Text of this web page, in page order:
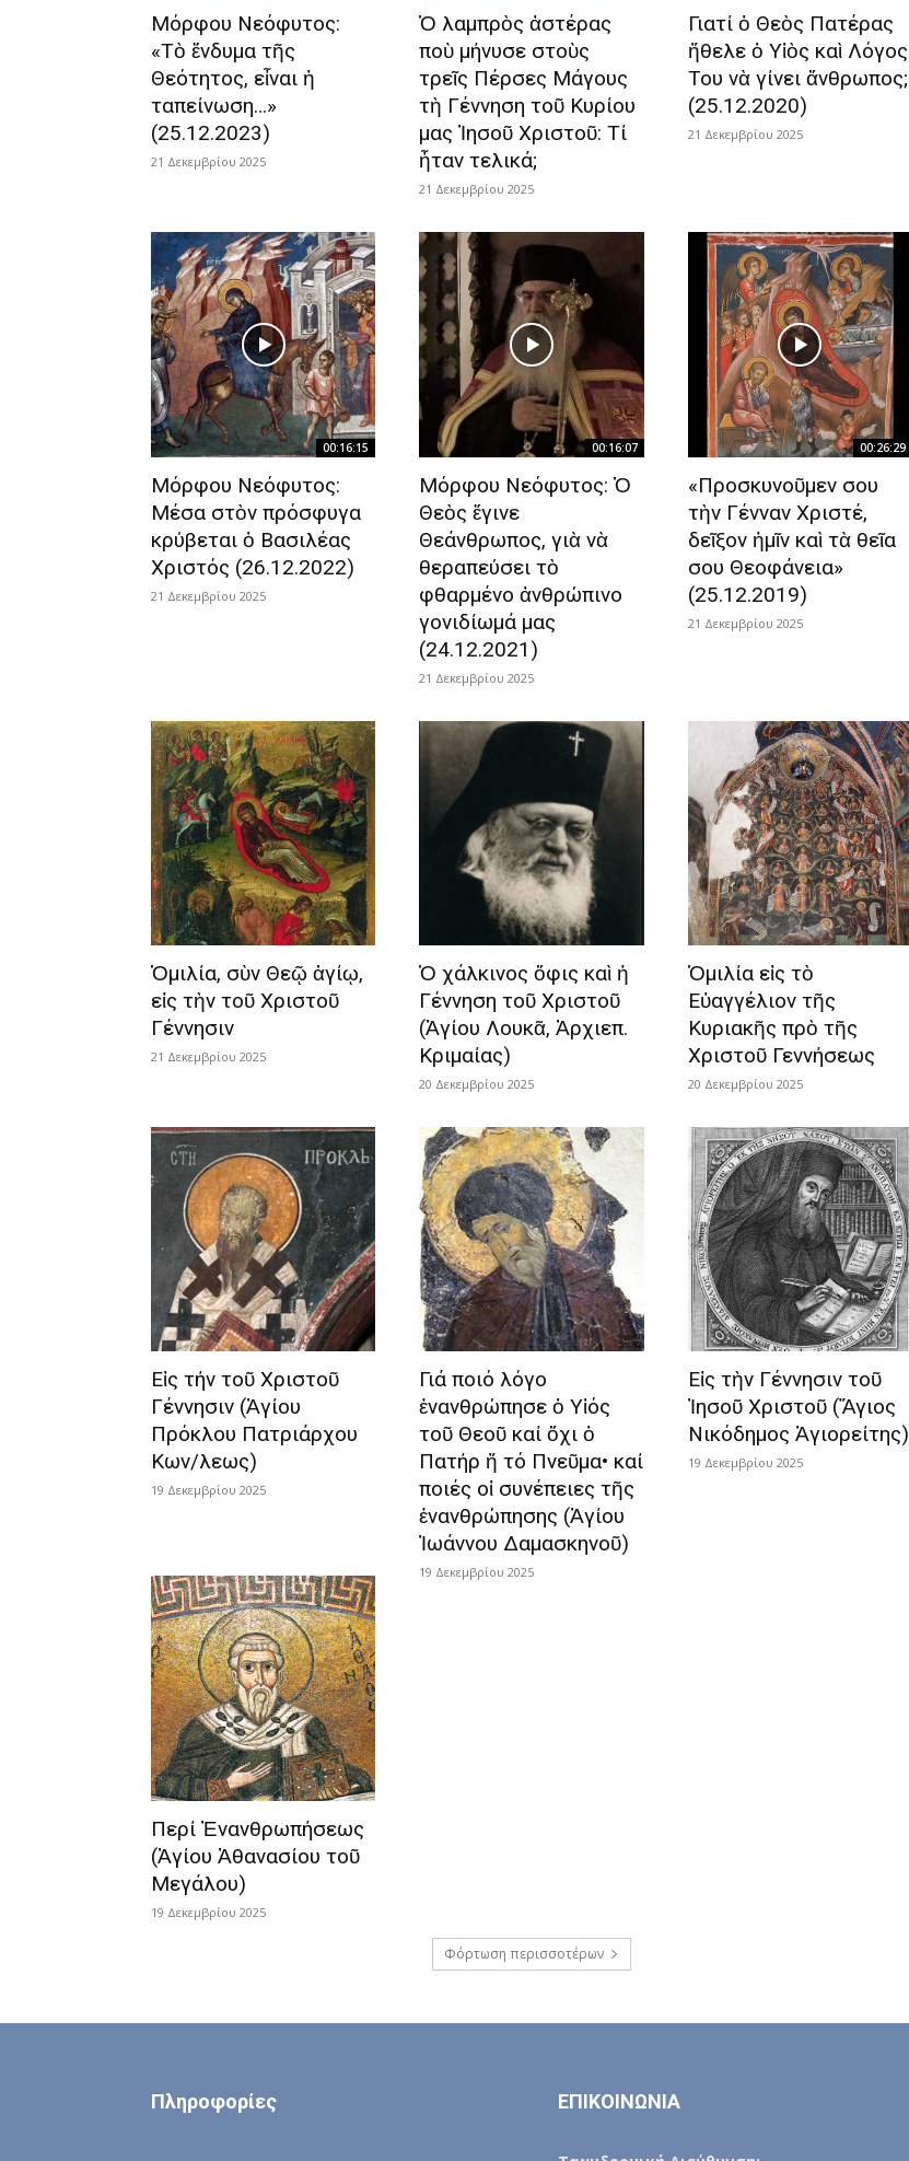
Μόρφου Νεόφυτος:
«Τὸ ἔνδυμα τῆς
Θεότητος, εἶναι ἡ
ταπείνωση…»
(25.12.2023)
21 Δεκεμβρίου 2025
Ὁ λαμπρὸς ἀστέρας
ποὺ μήνυσε στοὺς
τρεῖς Πέρσες Μάγους
τὴ Γέννηση τοῦ Κυρίου
μας Ἰησοῦ Χριστοῦ: Τί
ἦταν τελικά;
21 Δεκεμβρίου 2025
Γιατί ὁ Θεὸς Πατέρας
ἤθελε ὁ Υἱὸς καὶ Λόγος
Του νὰ γίνει ἄνθρωπος;
(25.12.2020)
21 Δεκεμβρίου 2025
00:16:15
Μόρφου Νεόφυτος:
Μέσα στὸν πρόσφυγα
κρύβεται ὁ Βασιλέας
Χριστός (26.12.2022)
21 Δεκεμβρίου 2025
00:16:07
Μόρφου Νεόφυτος: Ὁ
Θεὸς ἔγινε
Θεάνθρωπος, γιὰ νὰ
θεραπεύσει τὸ
φθαρμένο ἀνθρώπινο
γονιδίωμά μας
(24.12.2021)
21 Δεκεμβρίου 2025
00:26:29
«Προσκυνοῦμεν σου
τὴν Γένναν Χριστέ,
δεῖξον ἡμῖν καὶ τὰ θεῖα
σου Θεοφάνεια»
(25.12.2019)
21 Δεκεμβρίου 2025
Ὁμιλία, σὺν Θεῷ ἁγίῳ,
εἰς τὴν τοῦ Χριστοῦ
Γέννησιν
21 Δεκεμβρίου 2025
Ὁ χάλκινος ὄφις καὶ ἡ
Γέννηση τοῦ Χριστοῦ
(Ἁγίου Λουκᾶ, Ἀρχιεπ.
Κριμαίας)
20 Δεκεμβρίου 2025
Ὁμιλία εἰς τὸ
Εὐαγγέλιον τῆς
Κυριακῆς πρὸ τῆς
Χριστοῦ Γεννήσεως
20 Δεκεμβρίου 2025
Εἰς τήν τοῦ Χριστοῦ
Γέννησιν (Ἁγίου
Πρόκλου Πατριάρχου
Κων/λεως)
19 Δεκεμβρίου 2025
Γιά ποιό λόγο
ἐνανθρώπησε ὁ Υἱός
τοῦ Θεοῦ καί ὄχι ὁ
Πατήρ ἤ τό Πνεῦμα• καί
ποιές οἱ συνέπειες τῆς
ἐνανθρώπησης (Ἁγίου
Ἰωάννου Δαμασκηνοῦ)
19 Δεκεμβρίου 2025
Εἰς τὴν Γέννησιν τοῦ
Ἰησοῦ Χριστοῦ (Ἅγιος
Νικόδημος Ἁγιορείτης)
19 Δεκεμβρίου 2025
Περί Ἐνανθρωπήσεως
(Ἁγίου Ἀθανασίου τοῦ
Μεγάλου)
19 Δεκεμβρίου 2025
Φόρτωση περισσοτέρων
Πληροφορίες ΕΠΙΚΟΙΝΩΝΙΑ